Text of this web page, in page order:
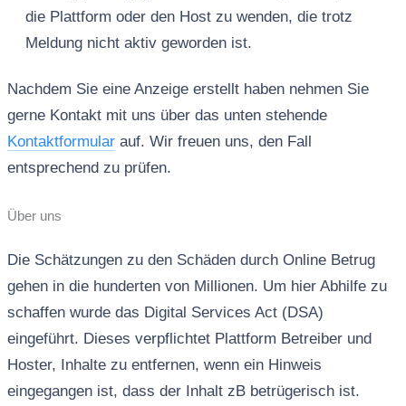
die Plattform oder den Host zu wenden, die trotz
Meldung nicht aktiv geworden ist.
Nachdem Sie eine Anzeige erstellt haben nehmen Sie
gerne Kontakt mit uns über das unten stehende
Kontaktformularauf. Wir freuen uns, den Fall
entsprechend zu prüfen.
Über uns
Die Schätzungen zu den Schäden durch Online Betrug
gehen in die hunderten von Millionen. Um hier Abhilfe zu
schaffen wurde das Digital Services Act (DSA)
eingeführt. Dieses verpflichtet Plattform Betreiber und
Hoster, Inhalte zu entfernen, wenn ein Hinweis
eingegangen ist, dass der Inhalt zB betrügerisch ist.